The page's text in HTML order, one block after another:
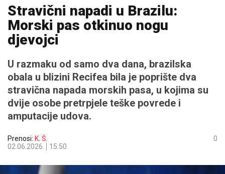
Stravični napadi u Brazilu:
Morski pas otkinuo nogu
djevojci
U razmaku od samo dva dana, brazilska
obala u blizini Recifea bila je poprište dva
stravična napada morskih pasa, u kojima su
dvije osobe pretrpjele teške povrede i
amputacije udova.
Prenosi: K. Š.
02.06.2026.
15:50
0